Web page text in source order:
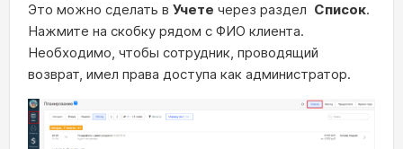
Это можно сделать в Учете через раздел Список.
Нажмите на скобку рядом с ФИО клиента.
Необходимо, чтобы сотрудник, проводящий
возврат, имел права доступа как администратор.